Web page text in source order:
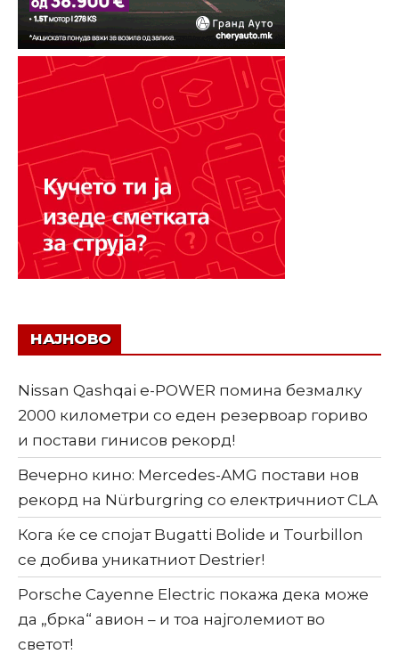
НАЈНОВО
Nissan Qashqai e-POWER помина безмалку
2000 километри со еден резервоар гориво
и постави гинисов рекорд!
Вечерно кино: Mercedes-AMG постави нов
рекорд на Nürburgring со електричниот CLA
Кога ќе се спојат Bugatti Bolide и Tourbillon
се добива уникатниот Destrier!
Porsche Cayenne Electric покажа дека може
да „брка“ авион – и тоа најголемиот во
светот!